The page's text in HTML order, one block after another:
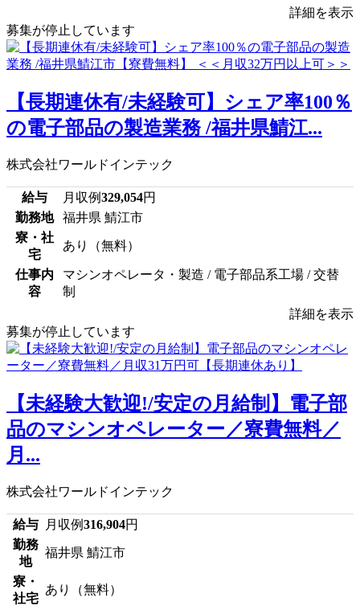
詳細を表示
募集が停止しています
【長期連休有/未経験可】シェア率100％
の電子部品の製造業務 /福井県鯖江...
株式会社ワールドインテック
給与 月収例329,054円
勤務地
福井県 鯖江市
寮・社
宅
あり（無料）
仕事内
容
マシンオペレータ・製造 / 電子部品系工場 / 交替
制
詳細を表示
募集が停止しています
【未経験大歓迎!/安定の月給制】電子部
品のマシンオペレーター／寮費無料／
月...
株式会社ワールドインテック
給与 月収例316,904円
勤務
地
福井県 鯖江市
寮・
社宅
あり（無料）